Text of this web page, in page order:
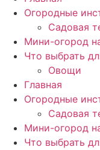
Огородные
Садовая
Мини-огород
Что выбрать
Овощи
Главная
Огородные
Садовая
Мини-огород
Что выбрать